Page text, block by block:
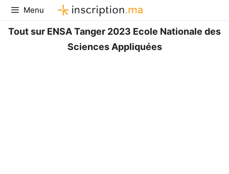
Aller
au
contenu
Menu
Tout sur ENSA Tanger 2023 Ecole Nationale des
Sciences Appliquées